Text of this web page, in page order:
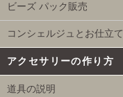
ビーズ パック販売
コンシェルジュとお仕立て
アクセサリーの作り方
道具の説明